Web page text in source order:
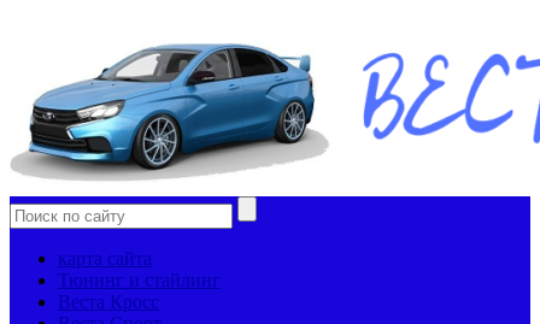
карта сайта
Тюнинг и стайлинг
Веста Кросс